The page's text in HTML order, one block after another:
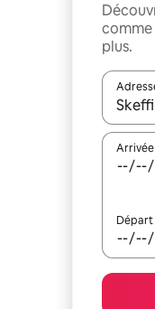
comme
plus.
Arrivée
Départ